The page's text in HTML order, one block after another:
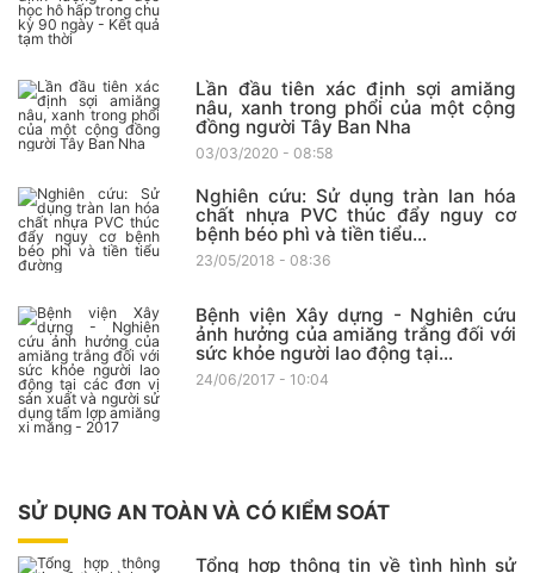
Lần đầu tiên xác định sợi amiăng
nâu, xanh trong phổi của một cộng
đồng người Tây Ban Nha
03/03/2020 - 08:58
Nghiên cứu: Sử dụng tràn lan hóa
chất nhựa PVC thúc đẩy nguy cơ
bệnh béo phì và tiền tiểu...
23/05/2018 - 08:36
Bệnh viện Xây dựng - Nghiên cứu
ảnh hưởng của amiăng trắng đối với
sức khỏe người lao động tại...
24/06/2017 - 10:04
SỬ DỤNG AN TOÀN VÀ CÓ KIỂM SOÁT
Tổng hợp thông tin về tình hình sử